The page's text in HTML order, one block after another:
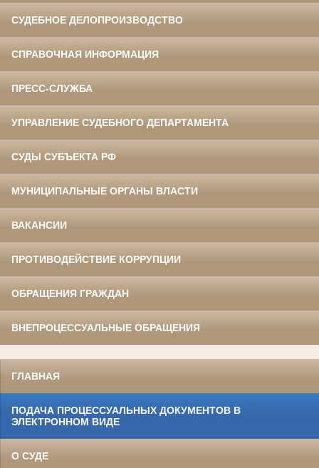
СУДЕБНОЕ ДЕЛОПРОИЗВОДСТВО
СПРАВОЧНАЯ ИНФОРМАЦИЯ
ПРЕСС-СЛУЖБА
УПРАВЛЕНИЕ СУДЕБНОГО ДЕПАРТАМЕНТА
СУДЫ СУБЪЕКТА РФ
МУНИЦИПАЛЬНЫЕ ОРГАНЫ ВЛАСТИ
ВАКАНСИИ
ПРОТИВОДЕЙСТВИЕ КОРРУПЦИИ
ОБРАЩЕНИЯ ГРАЖДАН
ВНЕПРОЦЕССУАЛЬНЫЕ ОБРАЩЕНИЯ
ГЛАВНАЯ
ПОДАЧА ПРОЦЕССУАЛЬНЫХ ДОКУМЕНТОВ В
ЭЛЕКТРОННОМ ВИДЕ
О СУДЕ